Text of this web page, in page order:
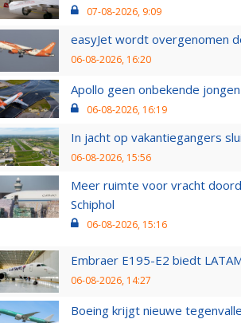
07-08-2026, 9:09
easyJet wordt overgenomen
06-08-2026, 16:20
Apollo geen onbekende
06-08-2026, 16:19
In jacht op vakantiegangers
06-08-2026, 15:56
Meer ruimte voor vracht
Schiphol
06-08-2026, 15:16
Embraer E195-E2 biedt
06-08-2026, 14:27
Boeing krijgt nieuwe